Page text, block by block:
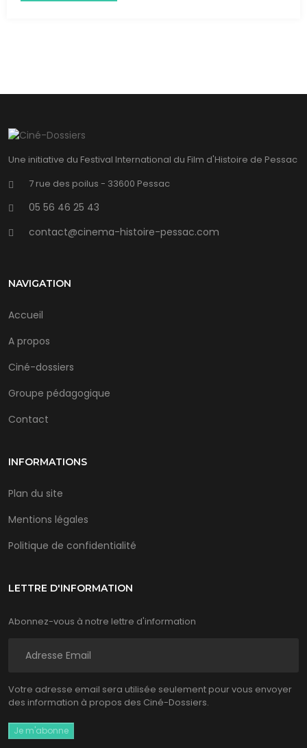
Une initiative du Festival International du Film d'Histoire de Pessac
7 rue des poilus - 33600 Pessac
05 56 46 25 43
contact@cinema-histoire-pessac.com
NAVIGATION
Accueil
A propos
Ciné-dossiers
Groupe pédagogique
Contact
INFORMATIONS
Plan du site
Mentions légales
Politique de confidentialité
LETTRE D'INFORMATION
Abonnez-vous à notre lettre d'information
Votre adresse email sera utilisée seulement pour vous envoyer
des information à propos des Ciné-Dossiers.